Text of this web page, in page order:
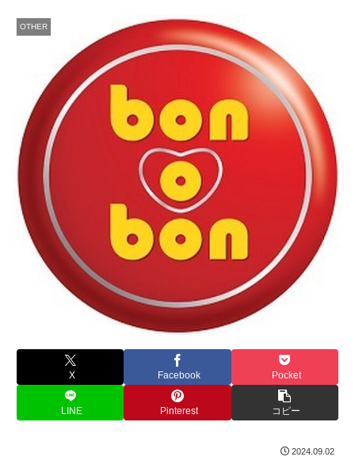
OTHER
X Facebook Pocket
LINE Pinterest コピー
2024.09.02